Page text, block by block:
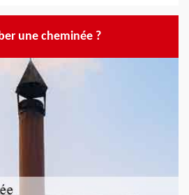
une cheminée ?